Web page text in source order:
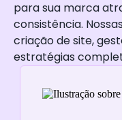
para sua marca
consistência.
criação de site,
estratégias